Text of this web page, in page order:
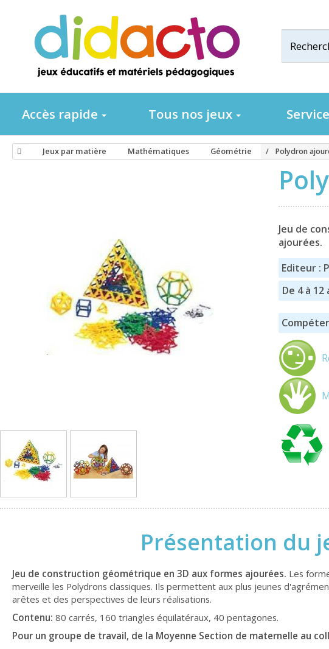
Accès rapide Tous nos jeux
Jeux par matière Mathématiques Géométrie Polydron
Jeu de
ajourées.
Editeur :
De 4 à 12
Présentation du
Jeu de construction géométrique en 3D aux formes ajourées. Les
merveille les Polydrons classiques. Ils permettent aux plus jeunes
arêtes et des perspectives de leurs réalisations.
Contenu: 80 carrés, 160 triangles équilatéraux, 40 pentagones.
Pour un groupe de travail, de la Moyenne Section de maternelle au